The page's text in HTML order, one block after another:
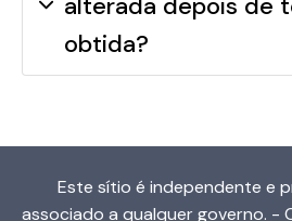
obtida?
Este sítio é independente e
associado a qualquer governo. -